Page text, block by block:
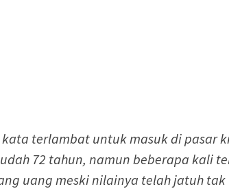
kata terlambat untuk masuk di pasar
72 tahun, namun beberapa kali
uang meski nilainya telah jatuh